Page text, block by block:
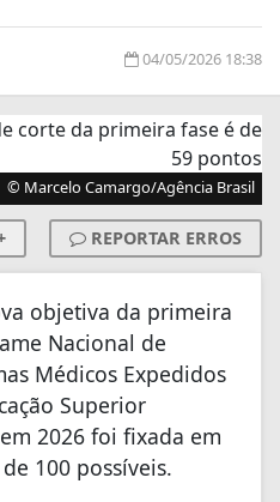
04/05/2026 18:38
© Marcelo Camargo/Agência Brasil
REPORTAR ERROS
objetiva da primeira
Nacional de
Médicos Expedidos
Superior
2026 foi fixada em
100 possíveis.